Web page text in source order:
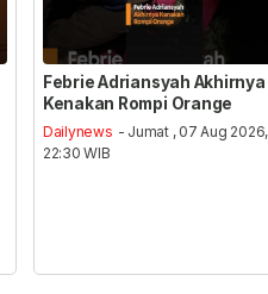
Febrie Adriansyah Akhirnya
Kenakan Rompi Orange
Dailynews - Jumat , 07 Aug 2026,
22:30 WIB